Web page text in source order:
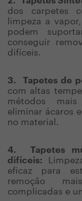
dos carpetes
limpeza a
podem
conseguir
difíceis.
3. Tapetes de
com altas
métodos
eliminar ácaros
no material.
4.
Tapetes
difíceis:
eficaz para
remoção
complicadas e